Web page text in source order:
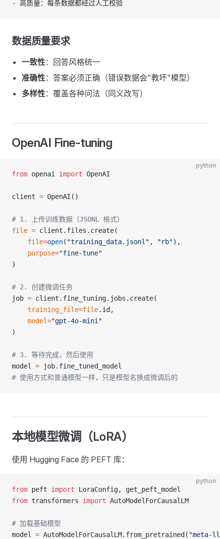
- 高质量：每条数据都经过人工校验
数据质量要求
一致性：回答风格统一
准确性：答案必须正确（错误数据会"教坏"模型）
多样性：覆盖各种问法（同义改写）
OpenAI Fine-tuning
python
from openai import OpenAI
client = OpenAI()
# 1. 上传训练数据（JSONL 格式）
file = client.files.create(
    file
=open( "training_data.jsonl" , "rb"),
    purpose
="fine-tune"
)
# 2. 创建微调任务
job = client.fine_tuning.jobs.create(
    training_file
=file.id,
    model
="gpt-4o-mini"
)
# 3. 等待完成，然后使用
model = job.fine_tuned_model
# 使用方式和普通模型一样，只是模型名换成微调后的
本地模型微调（LoRA）
使用 Hugging Face 的 PEFT 库：
python
from peft import LoraConfig, get_peft_model
from transformers import AutoModelForCausalLM
# 加载基础模型
model = AutoModelForCausalLM.from_pretrained( "meta-